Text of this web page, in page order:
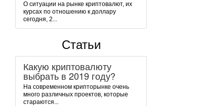
О ситуации на рынке криптовалют, их
курсах по отношению к доллару
сегодня, 2...
Статьи
Какую криптовалюту
выбрать в 2019 году?
На современном крипторынке очень
много различных проектов, которые
стараются...